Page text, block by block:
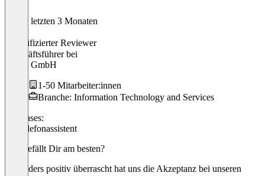
In den letzten 3 Monaten
Verifizierter Reviewer
Geschäftsführerbei
simlea GmbH
1-50 Mitarbeiter:innen
Branche: Information Technology and Services
Use cases:
KI-Telefonassistent
Was gefällt Dir am besten?
Besonders positiv überrascht hat uns die Akzeptanz bei unseren